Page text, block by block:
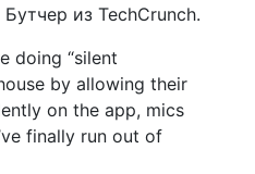
из TechCrunch.
doing “silent
by allowing their
on the app, mics
finally run out of